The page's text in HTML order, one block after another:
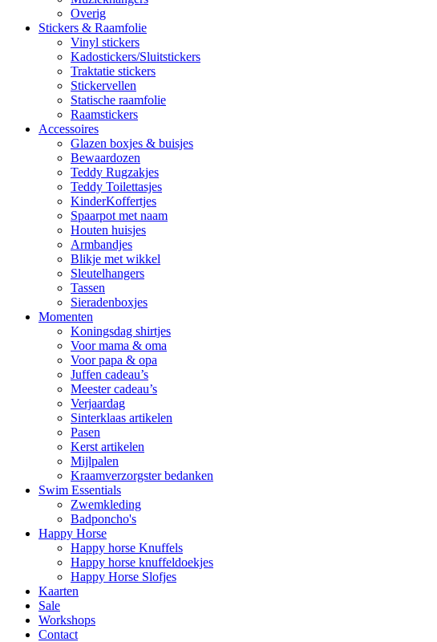
Overig
Stickers & Raamfolie
Vinyl stickers
Kadostickers/Sluitstickers
Traktatie stickers
Stickervellen
Statische raamfolie
Raamstickers
Accessoires
Glazen boxjes & buisjes
Bewaardozen
Teddy Rugzakjes
Teddy Toilettasjes
KinderKoffertjes
Spaarpot met naam
Houten huisjes
Armbandjes
Blikje met wikkel
Sleutelhangers
Tassen
Sieradenboxjes
Momenten
Koningsdag shirtjes
Voor mama & oma
Voor papa & opa
Juffen cadeau’s
Meester cadeau’s
Verjaardag
Sinterklaas artikelen
Pasen
Kerst artikelen
Mijlpalen
Kraamverzorgster bedanken
Swim Essentials
Zwemkleding
Badponcho's
Happy Horse
Happy horse Knuffels
Happy horse knuffeldoekjes
Happy Horse Slofjes
Kaarten
Sale
Workshops
Contact